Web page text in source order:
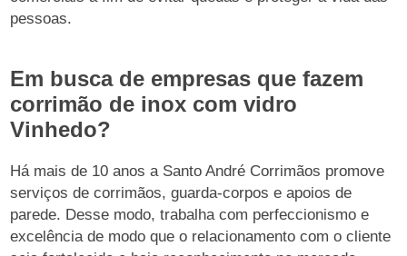
pessoas.
Em busca de empresas que fazem
corrimão de inox com vidro
Vinhedo?
Há mais de 10 anos a Santo André Corrimãos promove
serviços de corrimãos, guarda-corpos e apoios de
parede. Desse modo, trabalha com perfeccionismo e
excelência de modo que o relacionamento com o cliente